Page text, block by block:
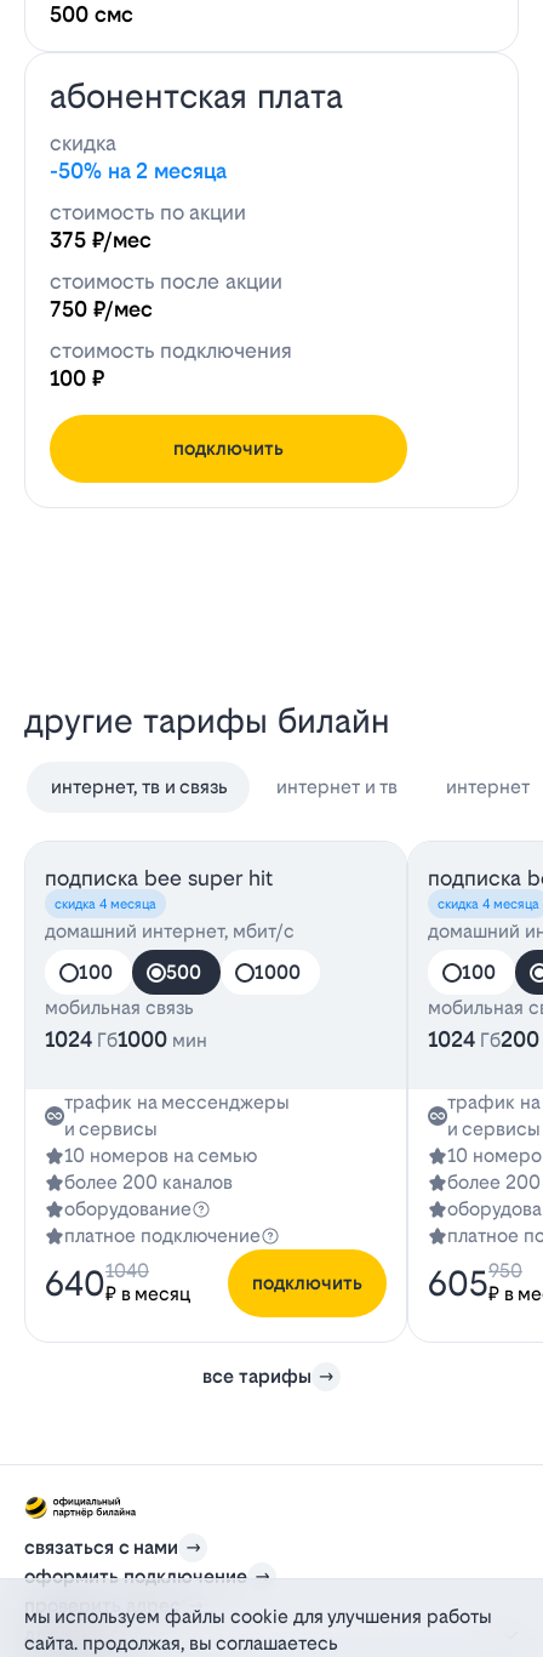
500 смс
абонентская плата
скидка
-50% на 2 месяца
стоимость по акции
375 ₽/мес
стоимость после акции
750 ₽/мес
стоимость подключения
100 ₽
подключить
другие тарифы билайн
интернет, тв и связь интернет и тв интернет
подписка bee super hit
скидка 4 месяца
домашний интернет, мбит/с
100
500
1000
мобильная связь
1024 Гб1000 мин
трафик на мессенджеры
и сервисы
10 номеров на семью
более 200 каналов
оборудование
платное подключение
640₽ в месяц
1040
подключить
подписка
скидка 4 месяца
домашний
100
мобильная
1024 Гб200
трафик
и сервисы
10
более 200
платное
605₽ в
950
все тарифы
связаться с нами
оформить подключение
проверить адрес
для дома
мы используем файлы cookie для улучшения работы
сайта. продолжая, вы соглашаетесь